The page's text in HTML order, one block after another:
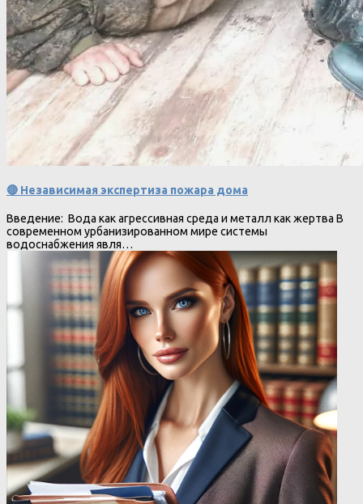
🔴 Независимая экспертиза пожара дома
Введение: Вода как агрессивная среда и металл как жертва В
современном урбанизированном мире системы
водоснабжения явля…